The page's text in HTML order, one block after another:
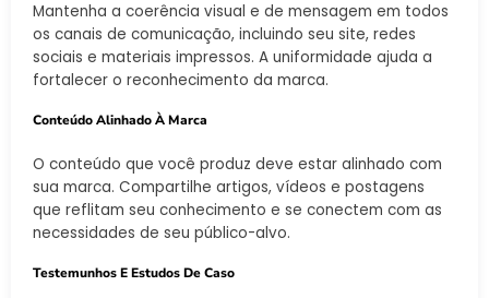
Mantenha a coerência visual e de mensagem em todos
os canais de comunicação, incluindo seu site, redes
sociais e materiais impressos. A uniformidade ajuda a
fortalecer o reconhecimento da marca.
Conteúdo Alinhado À Marca
O conteúdo que você produz deve estar alinhado com
sua marca. Compartilhe artigos, vídeos e postagens
que reflitam seu conhecimento e se conectem com as
necessidades de seu público-alvo.
Testemunhos E Estudos De Caso